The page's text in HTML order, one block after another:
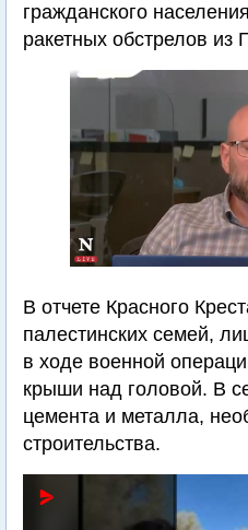
гражданского
ракетных обстрелов из
В отчете Красного
палестинских семей,
в ходе военной
крыши над головой. В
цемента и металла,
строительства.